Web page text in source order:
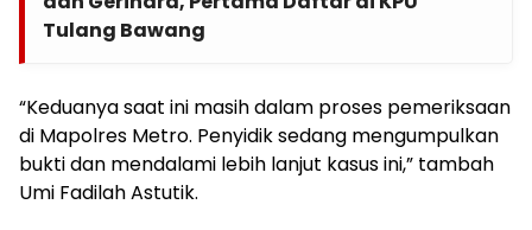
Tulang Bawang
“Keduanya saat ini masih dalam proses pemeriksaan
di Mapolres Metro. Penyidik sedang mengumpulkan
bukti dan mendalami lebih lanjut kasus ini,” tambah
Umi Fadilah Astutik.